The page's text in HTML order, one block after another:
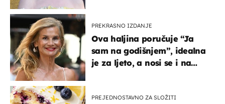
PREKRASNO IZDANJE
Ova haljina poručuje “Ja
sam na godišnjem”, idealna
je za ljeto, a nosi se i na
PREJEDNOSTAVNO ZA SLOŽITI